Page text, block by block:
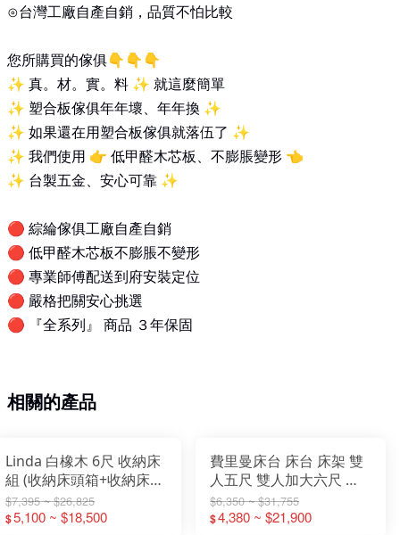
⊙台灣工廠自產自銷，品質不怕比較
您所購買的傢俱👇👇👇
✨ 真。材。實。料 ✨ 就這麼簡單
✨ 塑合板傢俱年年壞、年年換 ✨
✨ 如果還在用塑合板傢俱就落伍了 ✨
✨ 我們使用 👉 低甲醛木芯板、不膨脹變形 👈
✨ 台製五金、安心可靠 ✨
🔴 綜綸傢俱工廠自產自銷
🔴 低甲醛木芯板不膨脹不變形
🔴 專業師傅配送到府安裝定位
🔴 嚴格把關安心挑選
🔴 『全系列』 商品 ３年保固
相關的產品
Linda 白橡木 6尺 收納床
組 (收納床頭箱+收納床
底) 床頭附插座
$7,395 ~ $26,825
$5,100 ~ $18,500
費里曼床台 床台 床架 雙
人五尺 雙人加大六尺 生
態牛皮床台 軟墊床台 靠
墊床台 免組裝 【大象傢
$6,350 ~ $31,755
$4,380 ~ $21,900